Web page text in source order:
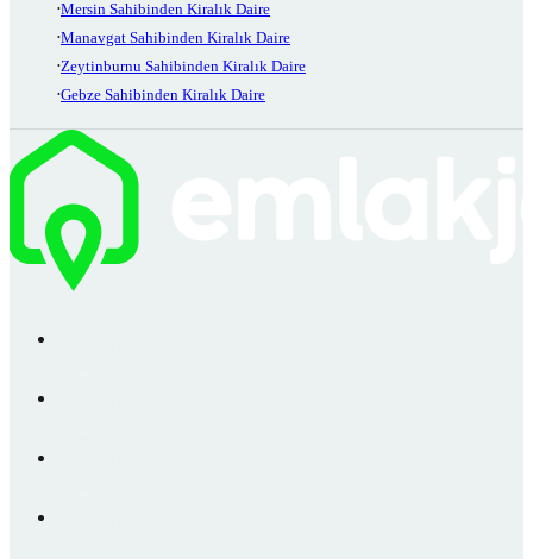
Mersin Sahibinden Kiralık Daire
Manavgat Sahibinden Kiralık Daire
Zeytinburnu Sahibinden Kiralık Daire
Gebze Sahibinden Kiralık Daire